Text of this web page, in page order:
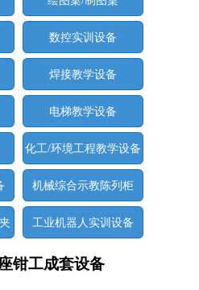
数控实训设备
焊接教学设备
电梯教学设备
化工/环境工程教学设备
机械综合示教陈列柜
工业机器人实训设备
钳工成套设备